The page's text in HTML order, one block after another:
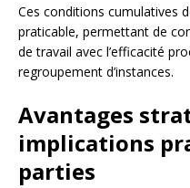
Ces conditions cumulatives
praticable, permettant de
de travail avec l’efficacité
regroupement d’instances.
Avantages
implications
parties